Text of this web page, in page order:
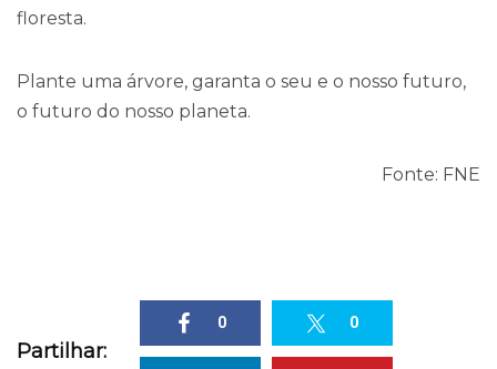
floresta.
Plante uma árvore, garanta o seu e o nosso futuro,
o futuro do nosso planeta.
Fonte: FNE
Partilhar:
0 0